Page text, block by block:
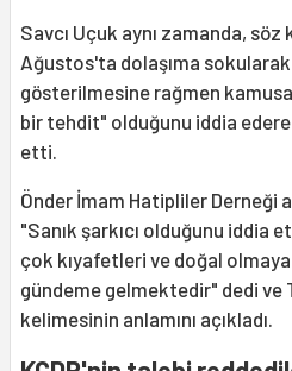
Savcı Uçuk aynı zamanda, söz
Ağustos'ta dolaşıma
gösterilmesine rağmen
bir tehdit" olduğunu iddia
etti.
Önder İmam Hatipliler Derneği
"Sanık şarkıcı olduğunu iddia
çok kıyafetleri ve doğal
gündeme gelmektedir" dedi ve
kelimesinin anlamını açıkladı.